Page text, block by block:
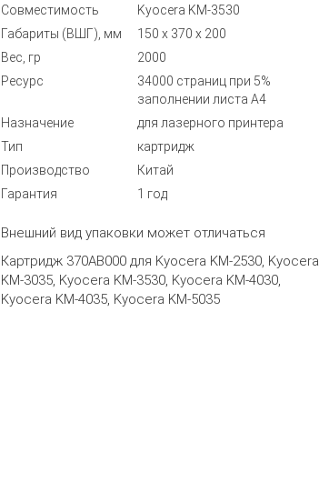
Совместимость
Kyocera KM-3530
Габариты (ВШГ), мм
150 x 370 x 200
Вес, гр
2000
Ресурс
34000 страниц при 5%
заполнении листа А4
Назначение
для лазерного принтера
Тип
картридж
Производство
Китай
Гарантия
1 год
Внешний вид упаковки может отличаться
Картридж 370AB000 для Kyocera KM-2530, Kyocera
KM-3035, Kyocera KM-3530, Kyocera KM-4030,
Kyocera KM-4035, Kyocera KM-5035